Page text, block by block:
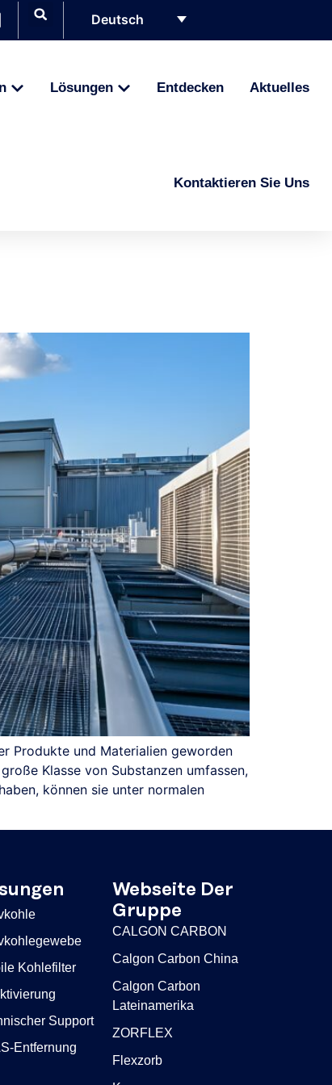
Deutsch
Lösungen Entdecken Aktuelles
Kontaktieren Sie Uns
Produkte und Materialien geworden
Klasse von Substanzen umfassen,
können sie unter normalen
Kohlefilter
Support
Entfernung
Webseite Der
Gruppe
CALGON CARBON
Calgon Carbon China
Calgon Carbon
Lateinamerika
ZORFLEX
Flexzorb